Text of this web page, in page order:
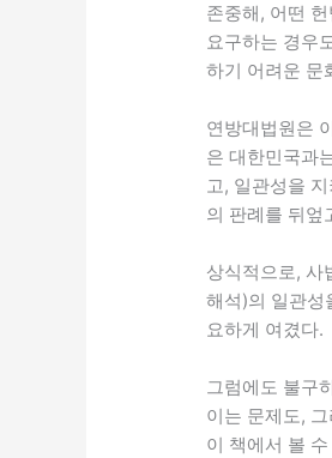
존중해, 어떤
요구하는 경우
하기 어려운 문
연방대법원은
은 대한민국과
고, 일관성을
의 판례를 뒤엎
상식적으로, 사
해석)의 일관성
요하게 여겼다.
그럼에도 불구
이는 문제도,
이 책에서 볼